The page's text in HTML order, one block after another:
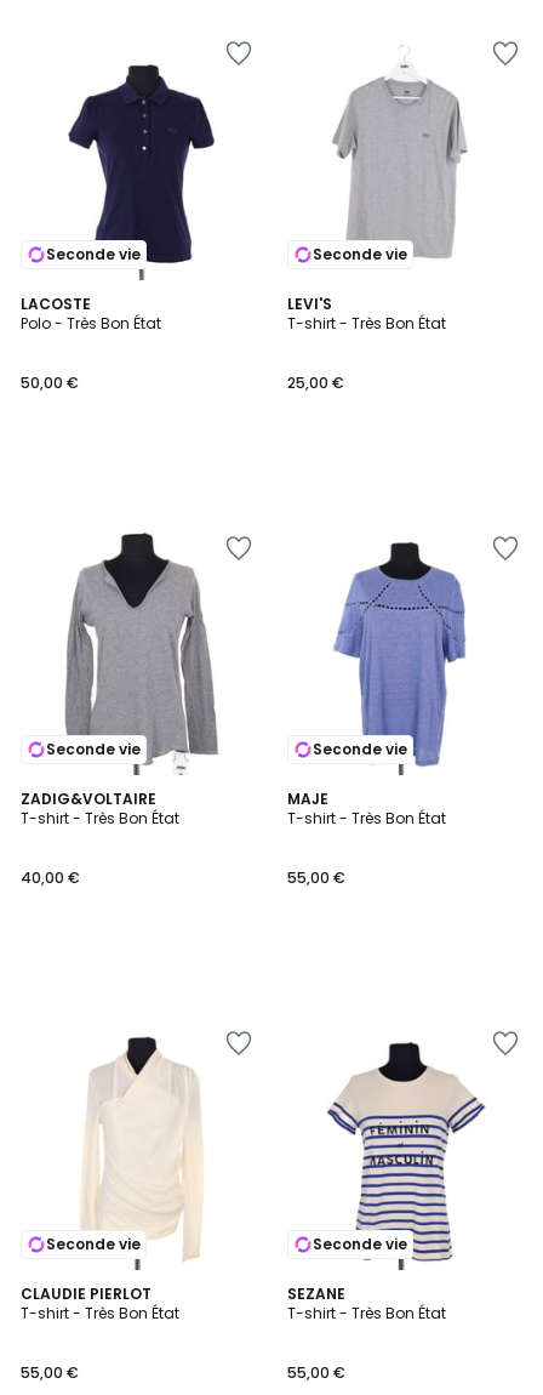
Seconde vie
LACOSTE
Polo - Très Bon État
50,00 €
Seconde vie
LEVI'S
T-shirt - Très Bon État
25,00 €
Seconde vie
ZADIG&VOLTAIRE
T-shirt - Très Bon État
40,00 €
Seconde vie
MAJE
T-shirt - Très Bon État
55,00 €
Seconde vie
CLAUDIE PIERLOT
T-shirt - Très Bon État
55,00 €
Seconde vie
SEZANE
T-shirt - Très Bon État
55,00 €